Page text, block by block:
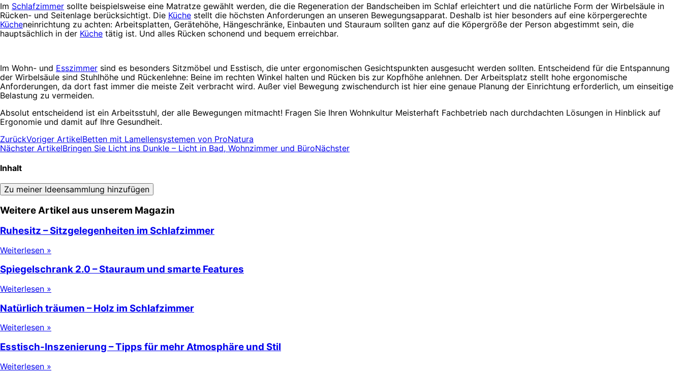
Im Schlafzimmer sollte beispielsweise eine Matratze gewählt werden, die die Regeneration der Bandscheiben im Schlaf erleichtert und die natürliche Form der Wirbelsäule in
Rücken- und Seitenlage berücksichtigt. Die Küche stellt die höchsten Anforderungen an unseren Bewegungsapparat. Deshalb ist hier besonders auf eine körpergerechte
Kücheneinrichtung zu achten: Arbeitsplatten, Gerätehöhe, Hängeschränke, Einbauten und Stauraum sollten ganz auf die Köpergröße der Person abgestimmt sein, die
hauptsächlich in der Küche tätig ist. Und alles Rücken schonend und bequem erreichbar.
Im Wohn- und Esszimmer sind es besonders Sitzmöbel und Esstisch, die unter ergonomischen Gesichtspunkten ausgesucht werden sollten. Entscheidend für die Entspannung
der Wirbelsäule sind Stuhlhöhe und Rückenlehne: Beine im rechten Winkel halten und Rücken bis zur Kopfhöhe anlehnen. Der Arbeitsplatz stellt hohe ergonomische
Anforderungen, da dort fast immer die meiste Zeit verbracht wird. Außer viel Bewegung zwischendurch ist hier eine genaue Planung der Einrichtung erforderlich, um einseitige
Belastung zu vermeiden.
Absolut entscheidend ist ein Arbeitsstuhl, der alle Bewegungen mitmacht! Fragen Sie Ihren Wohnkultur Meisterhaft Fachbetrieb nach durchdachten Lösungen in Hinblick auf
Ergonomie und damit auf Ihre Gesundheit.
ZurückVoriger ArtikelBetten mit Lamellensystemen von ProNatura
Nächster ArtikelBringen Sie Licht ins Dunkle – Licht in Bad, Wohnzimmer und BüroNächster
Inhalt
Zu meiner Ideensammlung hinzufügen
Weitere Artikel aus unserem Magazin
Ruhesitz – Sitzgelegenheiten im Schlafzimmer
Weiterlesen »
Spiegelschrank 2.0 – Stauraum und smarte Features
Weiterlesen »
Natürlich träumen – Holz im Schlafzimmer
Weiterlesen »
Esstisch-Inszenierung – Tipps für mehr Atmosphäre und Stil
Weiterlesen »